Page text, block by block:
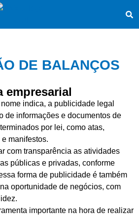
DE BALANÇOS
empresarial
indica, a publicidade legal
de informações e documentos de
por lei, como atas,
manifestos.
com transparência as atividades
públicas e privadas, conforme
forma de publicidade é também
oportunidade de negócios, com
importante na hora de realizar